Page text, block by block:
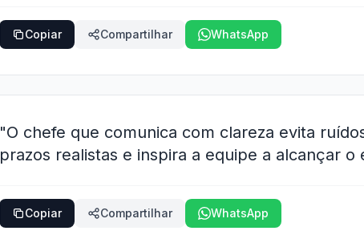
Copiar Compartilhar WhatsApp
"O chefe que comunica com clareza evita
prazos realistas e inspira a equipe a alcançar o
Copiar Compartilhar WhatsApp